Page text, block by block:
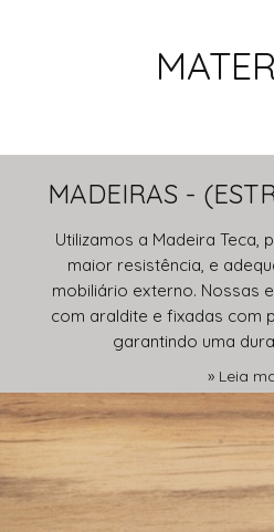
MADEIRAS -
Utilizamos a Madeira Teca,
maior resistência, e
mobiliário externo. Nossas
com araldite e fixadas com
garantindo uma
» Leia